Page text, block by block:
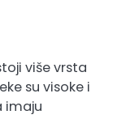
više vrsta
su visoke i
imaju